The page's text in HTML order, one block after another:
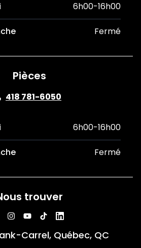
6h00-16h00
Fermé
Pièces
418 781-6050
6h00-16h00
Fermé
trouver
Carrel, Québec, QC